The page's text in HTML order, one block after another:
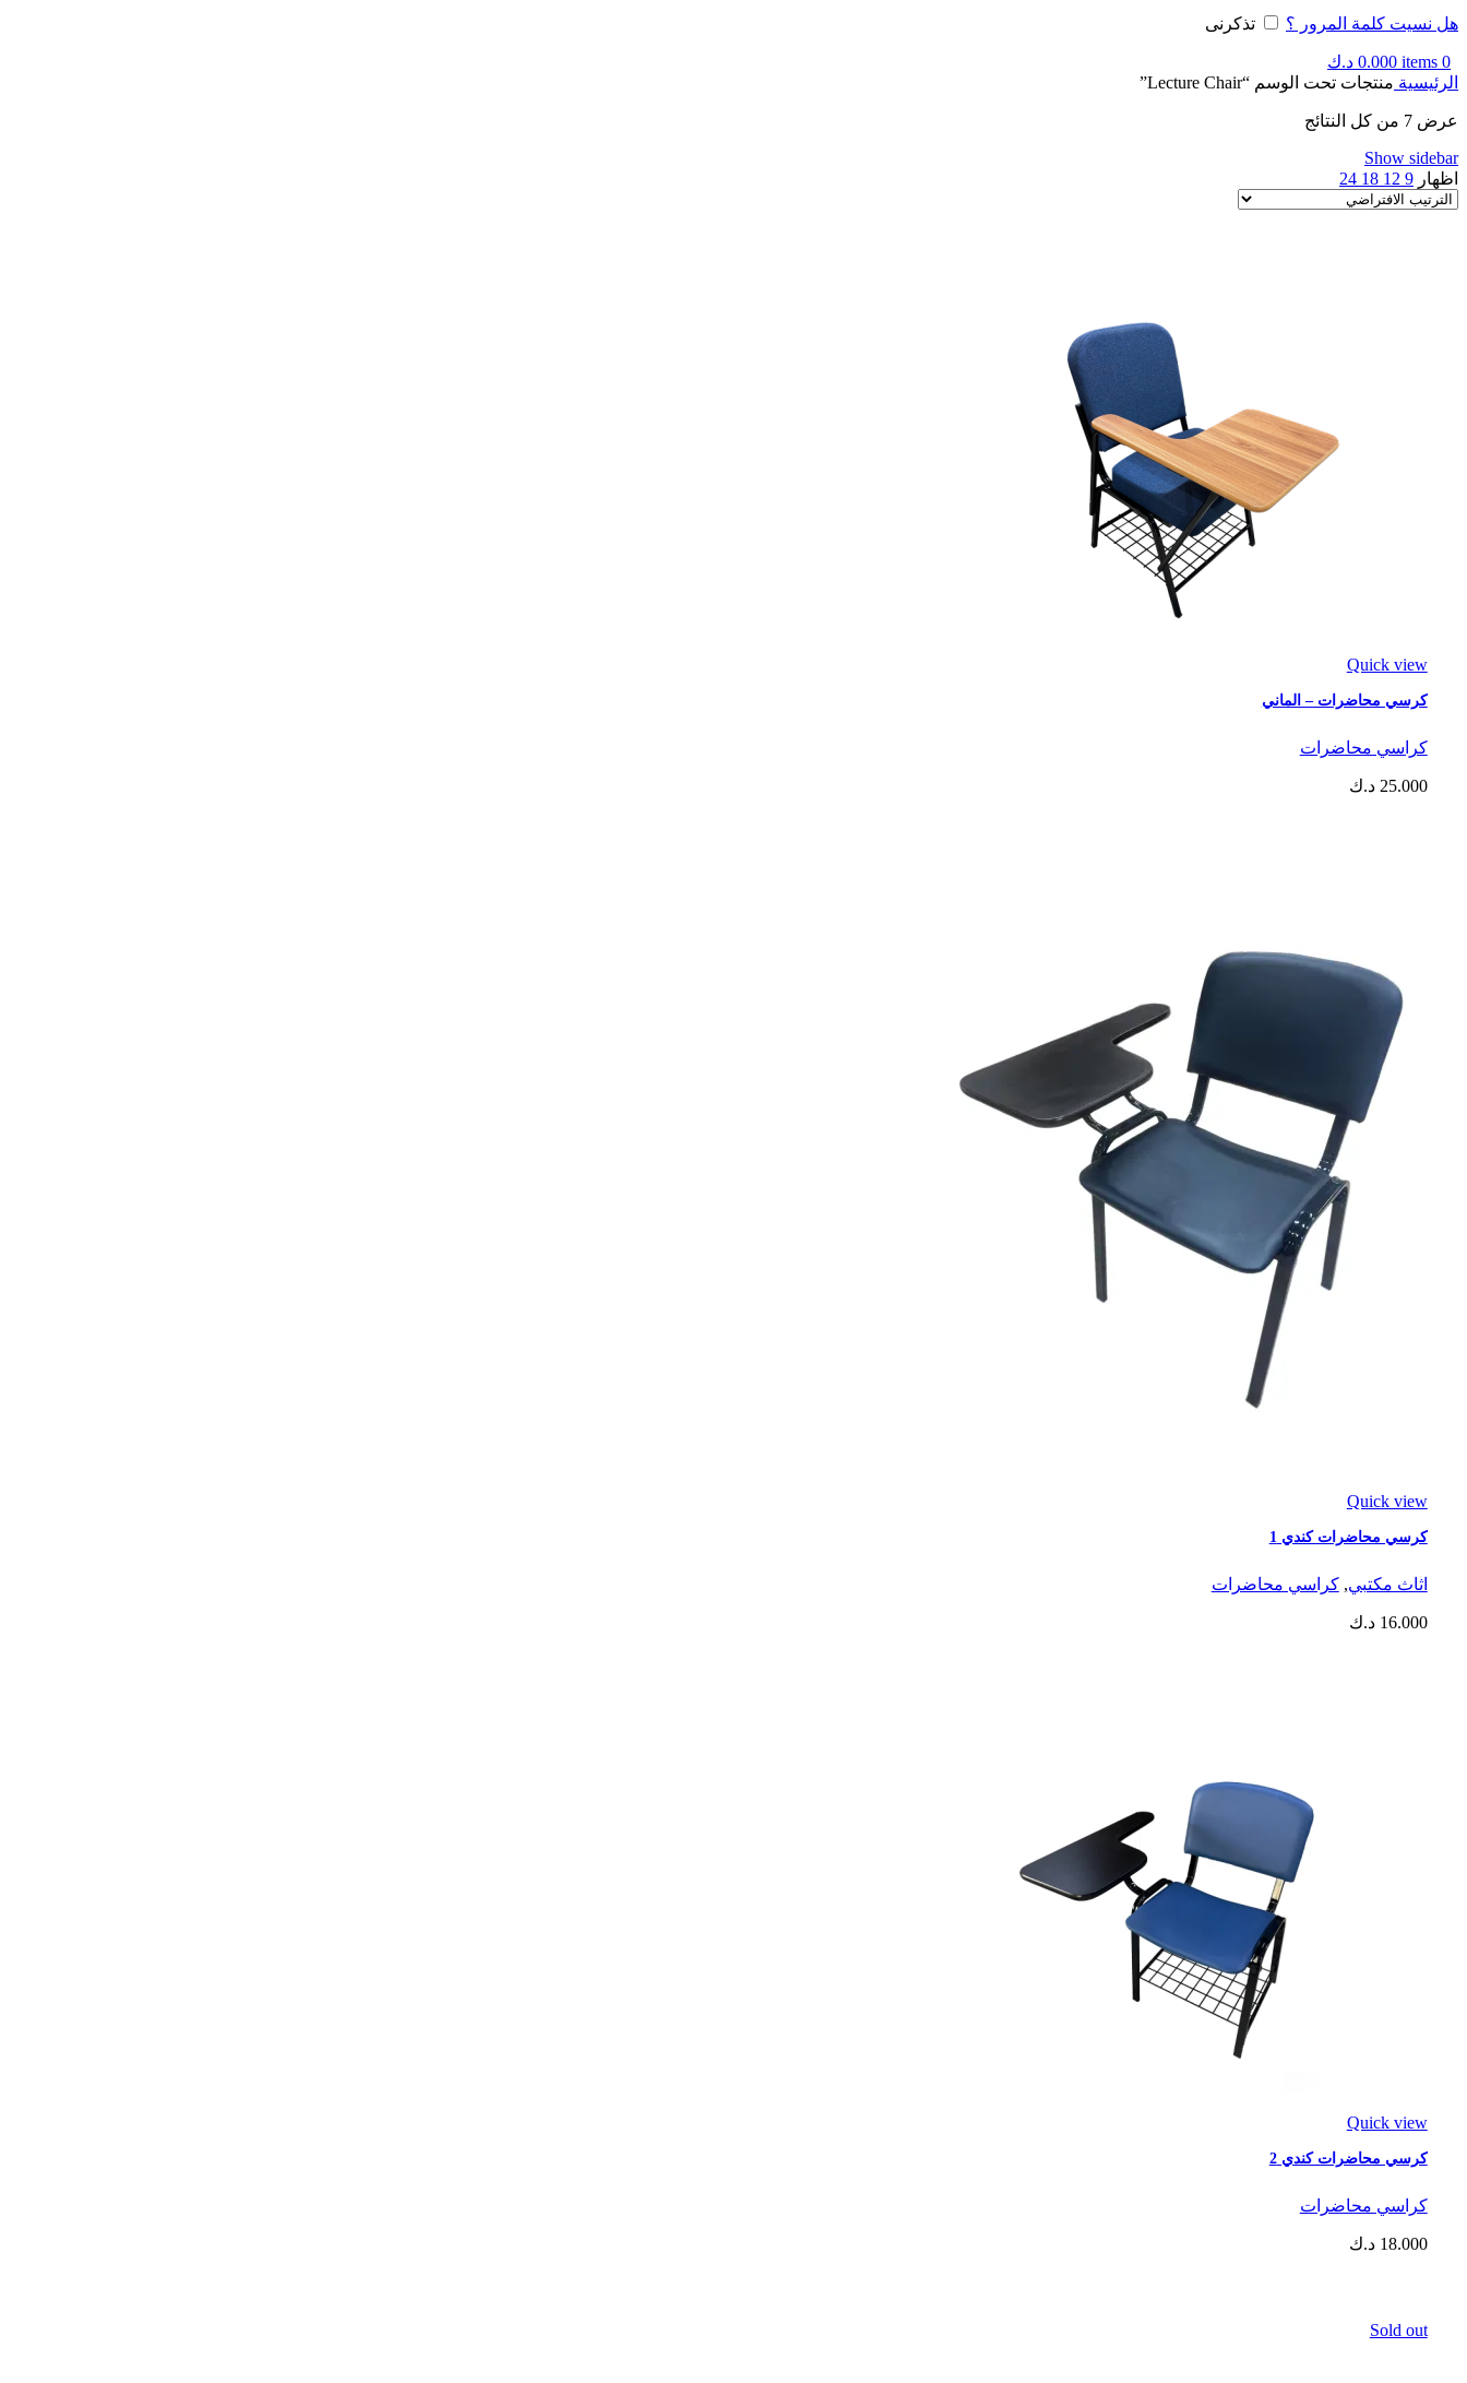
هل نسيت كلمة المرور ؟ تذكرنى
0
items
0.000 د.ك
الرئيسية منتجات تحت الوسم “Lecture Chair”
عرض ⁦7⁩ من كل النتائج
Show sidebar
اظهار 9
12
18
24
Quick view
كرسي محاضرات – الماني
كراسي محاضرات
25.000 د.ك
Quick view
كرسي محاضرات كندي 1
اثاث مكتبي,كراسي محاضرات
16.000 د.ك
Quick view
كرسي محاضرات كندي 2
كراسي محاضرات
18.000 د.ك
Sold out